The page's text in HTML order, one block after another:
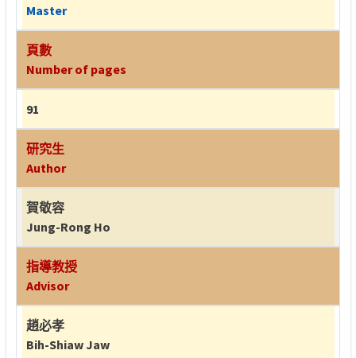
Master
頁數
Number of pages
91
研究生
Author
賀敬容
Jung-Rong Ho
指導教授
Advisor
趙必孝
Bih-Shiaw Jaw